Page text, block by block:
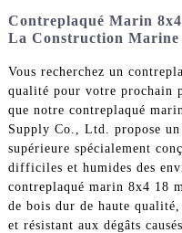
Contreplaqué Marin
La Construction Marine
Vous recherchez un
qualité pour votre prochain
que notre contreplaqué
Supply Co., Ltd. propose
supérieure spécialement
difficiles et humides des
contreplaqué marin 8x4 18
de bois dur de haute
et résistant aux dégâts